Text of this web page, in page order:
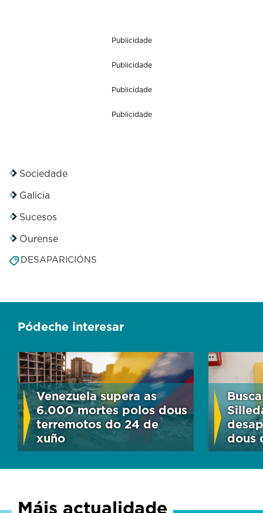
Publicidade
Publicidade
Publicidade
Publicidade
Sociedade
Galicia
Sucesos
Ourense
DESAPARICIÓNS
Pódeche interesar
Venezuela supera as
6.000 mortes polos dous
terremotos do 24 de
xuño
dous
Máis actualidade